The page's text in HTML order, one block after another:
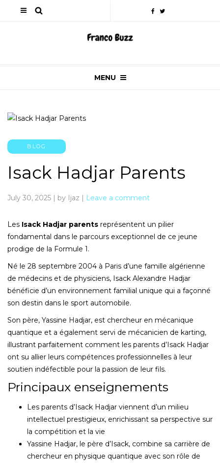
MENU
BLOG
Isack Hadjar Parents
July 30, 2025 | by Ijaz | Leave a comment
Les Isack Hadjar parents représentent un pilier
fondamental dans le parcours exceptionnel de ce jeune
prodige de la Formule 1.
Né le 28 septembre 2004 à Paris d’une famille algérienne
de médecins et de physiciens, Isack Alexandre Hadjar
bénéficie d’un environnement familial unique qui a façonné
son destin dans le sport automobile.
Son père, Yassine Hadjar, est chercheur en mécanique
quantique et a également servi de mécanicien de karting,
illustrant parfaitement comment les parents d’Isack Hadjar
ont su allier leurs compétences professionnelles à leur
soutien indéfectible pour la passion de leur fils.
Principaux enseignements
Les parents d’Isack Hadjar viennent d’un milieu
intellectuel prestigieux, enrichissant sa perspective sur
la compétition et la vie
Yassine Hadjar, le père d’Isack, combine sa carrière de
chercheur en physique quantique avec son rôle de